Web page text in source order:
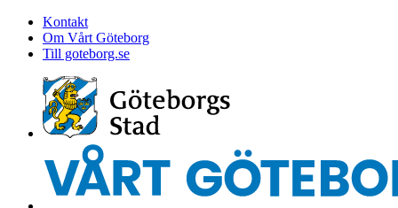
Kontakt
Om Vårt Göteborg
Till goteborg.se